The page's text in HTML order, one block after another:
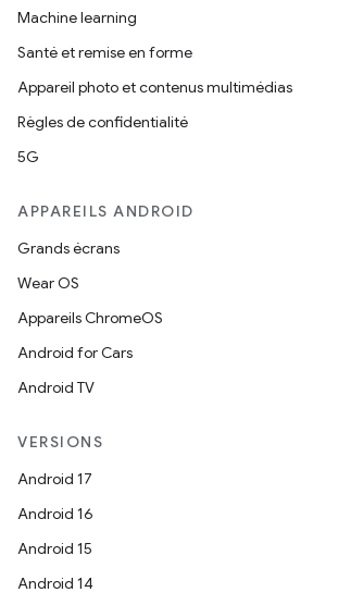
Machine learning
Santé et remise en forme
Appareil photo et contenus multimédias
Règles de confidentialité
5G
APPAREILS ANDROID
Grands écrans
Wear OS
Appareils ChromeOS
Android for Cars
Android TV
VERSIONS
Android 17
Android 16
Android 15
Android 14